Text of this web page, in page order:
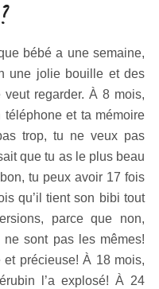
bébé a une semaine,
une jolie bouille et des
regarder. À 8 mois,
et ta mémoire
trop, tu ne veux pas
que tu as le plus beau
tu peux avoir 17 fois
qu’il tient son bibi tout
parce que non,
sont pas les mêmes!
précieuse! À 18 mois,
l’a explosé! À 24